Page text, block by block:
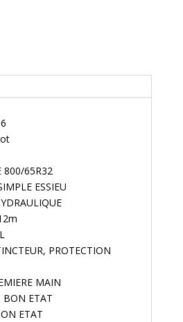
800/65R32
ESSIEU
PROTECTION
MAIN
ETAT
ETAT